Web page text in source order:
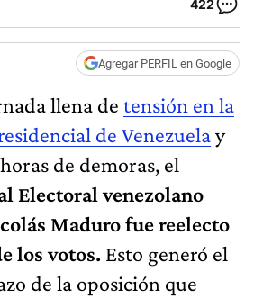
422
Agregar PERFIL en Google
llena de tensión en la
de Venezuelay
de demoras, el
Electoral venezolano
Maduro fue reelecto
los votos. Esto generó el
de la oposición que